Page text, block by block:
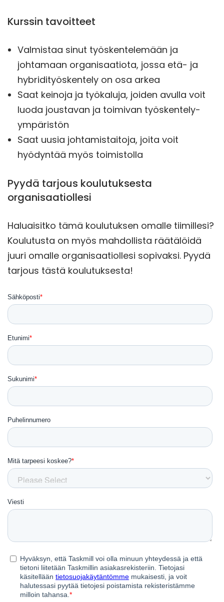
Kurssin tavoitteet
Valmistaa sinut työskentelemään ja
johtamaan organisaatiota, jossa etä- ja
hybridityöskentely on osa arkea
Saat keinoja ja työkaluja, joiden avulla voit
luoda joustavan ja toimivan työskentely-
ympäristön
Saat uusia johtamistaitoja, joita voit
hyödyntää myös toimistolla
Pyydä tarjous koulutuksesta
organisaatiollesi
Haluaisitko tämä koulutuksen omalle tiimillesi?
Koulutusta on myös mahdollista räätälöidä
juuri omalle organisaatiollesi sopivaksi. Pyydä
tarjous tästä koulutuksesta!